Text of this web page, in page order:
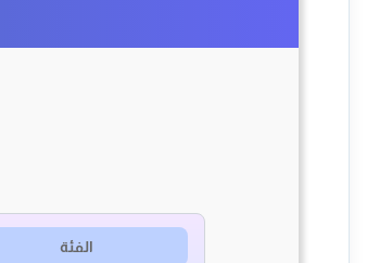
الفئة